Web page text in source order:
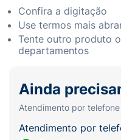
Confira a digitação
Use termos mais
Tente outro produto
departamentos
Ainda
Atendimento por
Atendimento por